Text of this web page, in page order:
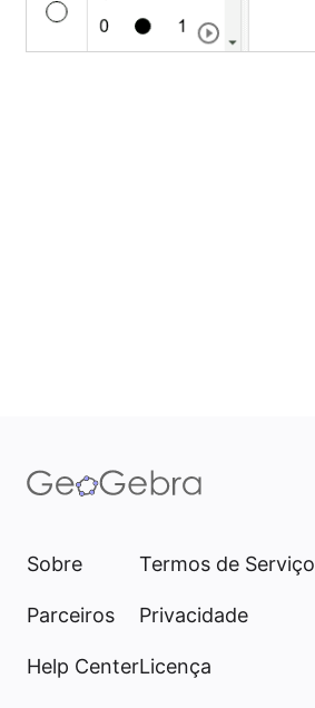
Sobre
Parceiros
Help Center
Termos de Serviço
Privacidade
Licença